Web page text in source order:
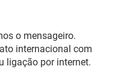
o mensageiro.
internacional com
ligação por internet.